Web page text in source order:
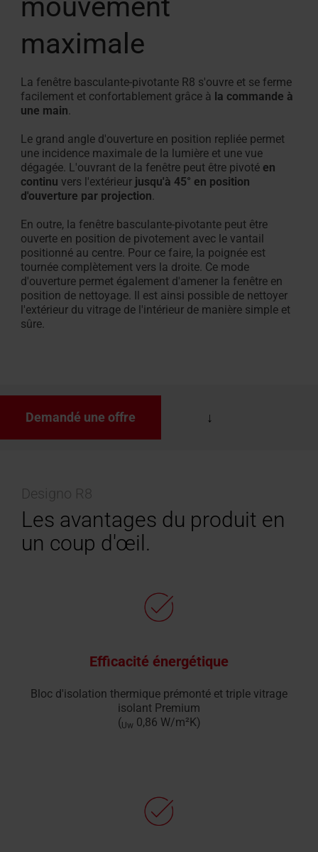
maximale
La fenêtre basculante-pivotante R8 s'ouvre et se ferme
facilement et confortablement grâce à la commande à
une main.
Le grand angle d'ouverture en position repliée permet
une incidence maximale de la lumière et une vue
dégagée. L'ouvrant de la fenêtre peut être pivoté en
continu vers l'extérieur jusqu'à 45° en position
d'ouverture par projection.
En outre, la fenêtre basculante-pivotante peut être
ouverte en position de pivotement avec le vantail
positionné au centre. Pour ce faire, la poignée est
tournée complètement vers la droite. Ce mode
d'ouverture permet également d'amener la fenêtre en
position de nettoyage. Il est ainsi possible de nettoyer
l'extérieur du vitrage de l'intérieur de manière simple et
sûre.
Demandé une offre
Designo R8
Les avantages du produit en
un coup d'œil.
Efficacité énergétique
Bloc d'isolation thermique prémonté et triple vitrage
isolant Premium
(Uw0,86 W/m²K)